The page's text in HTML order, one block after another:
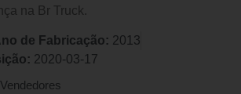
na Br Truck.
de Fabricação: 2013
2020-03-17